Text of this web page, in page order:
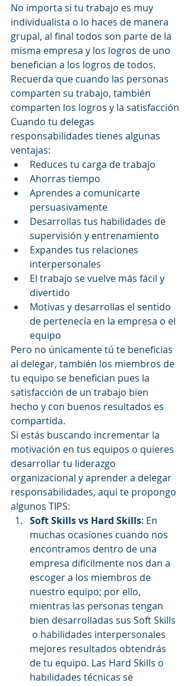
No importa si tu trabajo es muy
individualista o lo haces de manera
grupal, al final todos son parte de la
misma empresa y los logros de uno
benefician a los logros de todos.
Recuerda que cuando las personas
comparten su trabajo, también
comparten los logros y la satisfacción
Cuando tu delegas
responsabilidades tienes algunas
ventajas:
Reduces tu carga de trabajo
Ahorras tiempo
Aprendes a comunicarte
persuasivamente
Desarrollas tus habilidades de
supervisión y entrenamiento
Expandes tus relaciones
interpersonales
El trabajo se vuelve más fácil y
divertido
Motivas y desarrollas el sentido
de pertenecía en la empresa o el
equipo
Pero no únicamente tú te beneficias
al delegar, también los miembros de
tu equipo se benefician pues la
satisfacción de un trabajo bien
hecho y con buenos resultados es
compartida.
Si estás buscando incrementar la
motivación en tus equipos o quieres
desarrollar tu liderazgo
organizacional y aprender a delegar
responsabilidades, aqui te propongo
algunos TIPS:
Soft Skills vs Hard Skills: En
muchas ocasiones cuando nos
encontramos dentro de una
empresa difícilmente nos dan a
escoger a los miembros de
nuestro equipo; por ello,
mientras las personas tengan
bien desarrolladas sus Soft Skills
o habilidades interpersonales
mejores resultados obtendrás
de tu equipo. Las Hard Skills o
habilidades técnicas se